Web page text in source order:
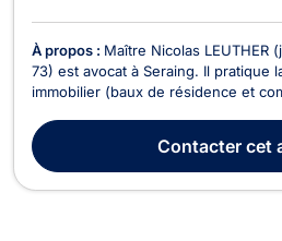
À propos : Maître Nicolas LEUTHER
73) est avocat à Seraing. Il pratique
immobilier (baux de résidence et
(informations quant à vos droits,
procédure de liquidation d'une
Contactercet